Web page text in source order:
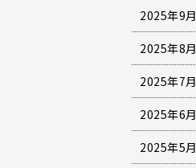
2025年9月
2025年8月
2025年7月
2025年6月
2025年5月